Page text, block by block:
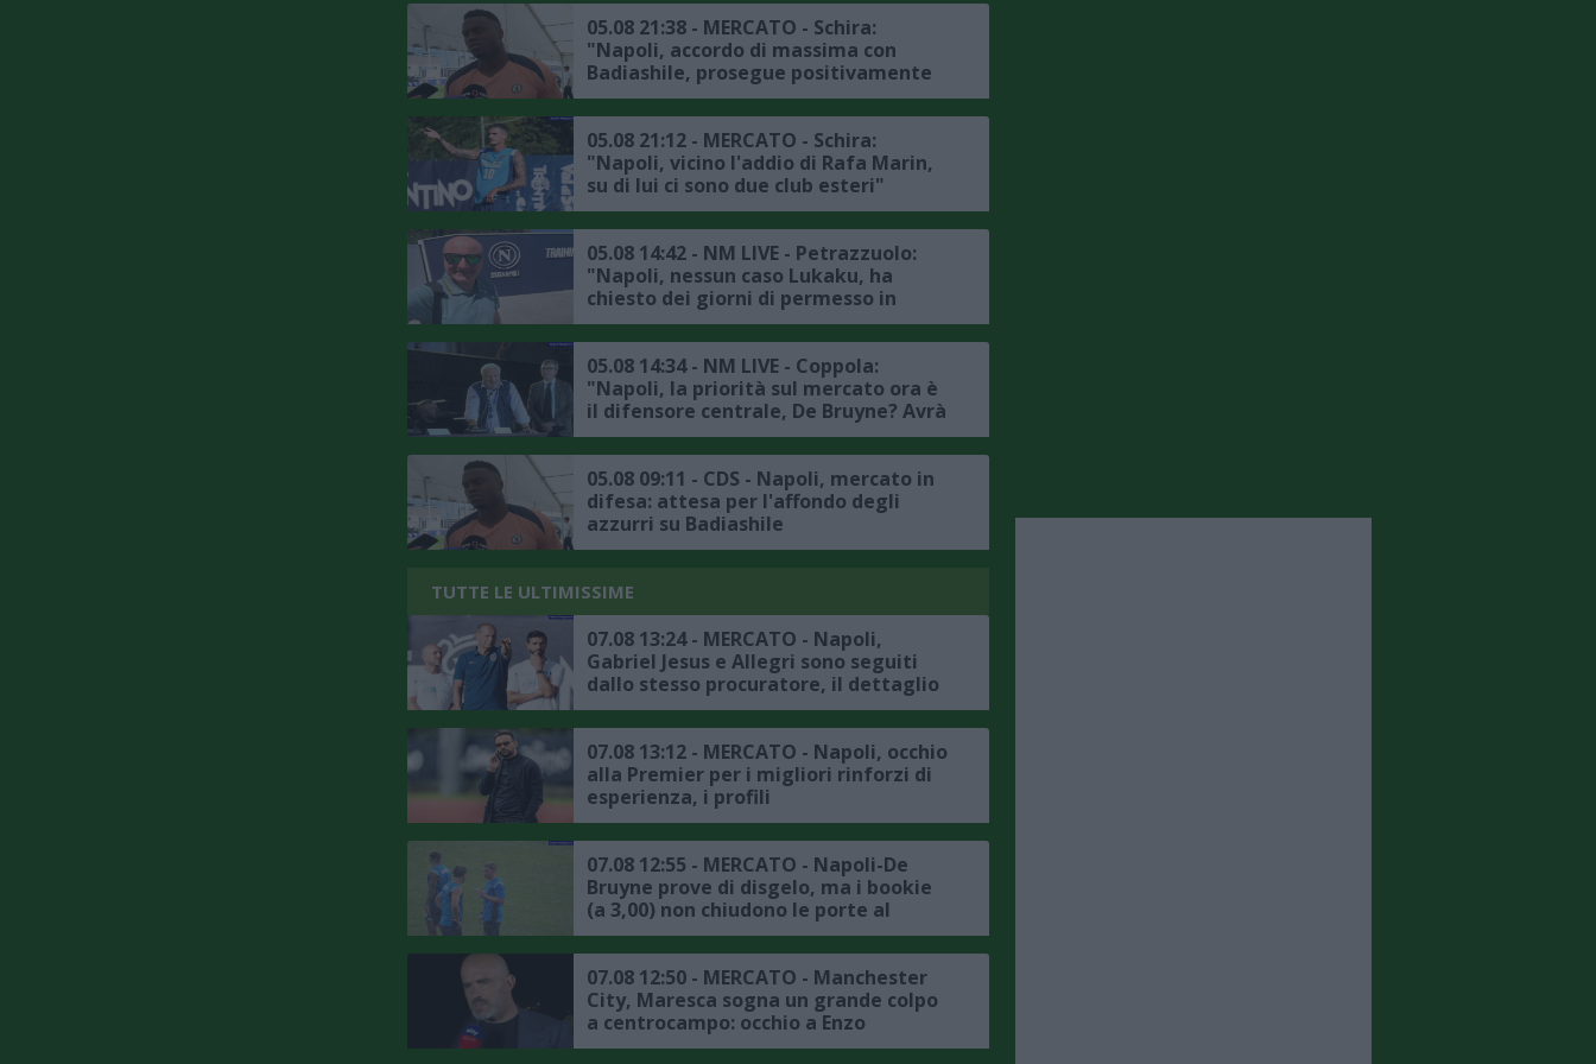
05.08 21:38 - MERCATO - Schira:
"Napoli, accordo di massima con
Badiashile, prosegue positivamente
la trattativa con il Chelsea, ecco i
dettagli"
05.08 21:12 - MERCATO - Schira:
"Napoli, vicino l'addio di Rafa Marin,
su di lui ci sono due club esteri"
05.08 14:42 - NM LIVE - Petrazzuolo:
"Napoli, nessun caso Lukaku, ha
chiesto dei giorni di permesso in
accordo con la società, il punto sul
mercato"
05.08 14:34 - NM LIVE - Coppola:
"Napoli, la priorità sul mercato ora è
il difensore centrale, De Bruyne? Avrà
avuto delle rassicurazioni da Allegri"
05.08 09:11 - CDS - Napoli, mercato in
difesa: attesa per l'affondo degli
azzurri su Badiashile
TUTTE LE ULTIMISSIME
07.08 13:24 - MERCATO - Napoli,
Gabriel Jesus e Allegri sono seguiti
dallo stesso procuratore, il dettaglio
07.08 13:12 - MERCATO - Napoli, occhio
alla Premier per i migliori rinforzi di
esperienza, i profili
07.08 12:55 - MERCATO - Napoli-De
Bruyne prove di disgelo, ma i bookie
(a 3,00) non chiudono le porte al
trasferimento
07.08 12:50 - MERCATO - Manchester
City, Maresca sogna un grande colpo
a centrocampo: occhio a Enzo
Fernandez